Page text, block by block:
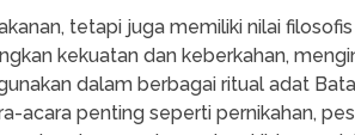
tetapi juga memiliki nilai
kekuatan dan keberkahan,
dalam berbagai ritual adat
acara penting seperti pernikahan,